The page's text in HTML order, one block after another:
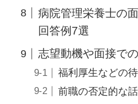
病院管理栄養士の
回答例7選
志望動機や面接で
福利厚生などの
前職の否定的な